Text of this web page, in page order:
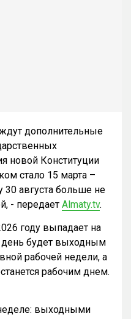
дополнительные
новой Конституции
стало 15 марта –
30 августа больше не
- передает Almaty.tv.
году выпадает на
день будет выходным
рабочей недели, а
рабочим днем.
выходными